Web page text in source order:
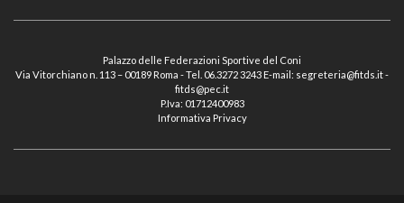
Palazzo delle Federazioni Sportive del Coni
Via Vitorchiano n. 113 – 00189 Roma - Tel. 06.3272 3243 E-mail: segreteria@fitds.it -
fitds@pec.it
P.Iva: 01712400983
Informativa Privacy